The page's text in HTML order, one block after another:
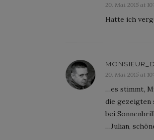
20. Mai 2015 at
Hatte ich
20. Mai 2015 at
…es stimmt,
die gezeigten
bei
…Julian,